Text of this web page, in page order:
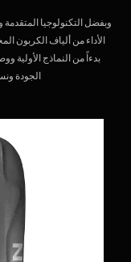
وبفضل التكنولوجيا
الأداء من ألياف الكربون
بدءاً من النماذج الأولية
الجودة